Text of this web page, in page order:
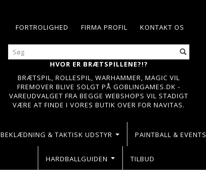
KONTAKT OS
FIRMA PROFIL
FORTROLIGHED
HVOR ER BRÆTSPILLENE?!?
BRÆTSPIL, ROLLESPIL, WARHAMMER, MAGIC VIL
FREMOVER BLIVE SOLGT PÅ GOBLINGAMES.DK -
VAREUDVALGET FRA BEGGE WEBSHOPS VIL STADIGT
VÆRE AT FINDE I VORES BUTIK OVER FOR NAVITAS.
BEKLÆDNING & TAKTISK UDSTYR PAINTBALL & EVENTS
HARDBALLGUIDEN TILBUD